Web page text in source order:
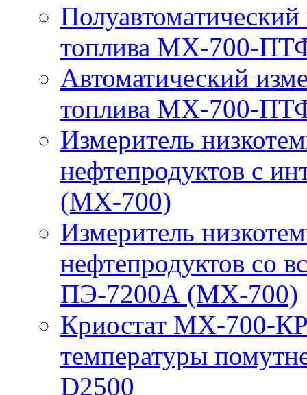
топлива МХ-700-
Автоматический
топлива МХ-700-
Измеритель
нефтепродуктов с
(МХ-700)
Измеритель
нефтепродуктов со
ПЭ-7200А (МХ-700)
Криостат МХ-700-
температуры
D2500